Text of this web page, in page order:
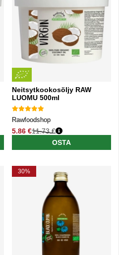
Neitsytkookosöljy RAW
LUOMU 500ml
Rawfoodshop
5.86 €
Normaali hinta
11.73 €
OSTA
30%